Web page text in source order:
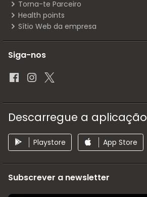
Torna-te Parceiro
Health points
Sítio Web da empresa
Siga-nos
Descarregue a aplicação
Playstore App Store
Subscrever a newsletter